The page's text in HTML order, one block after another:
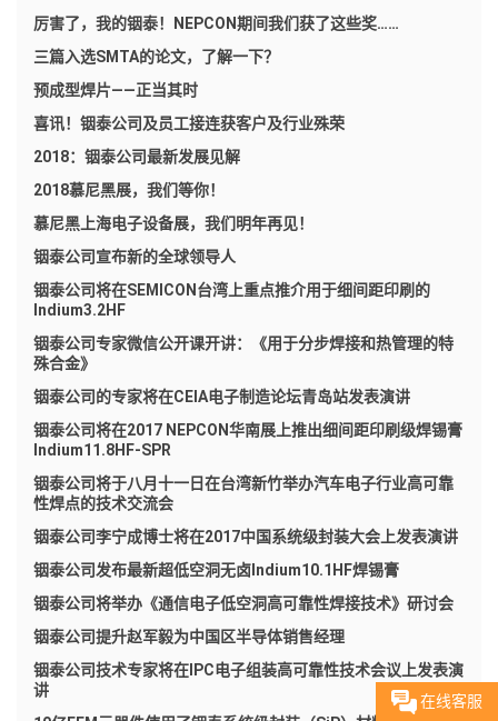
在线客服
厉害了，我的铟泰！NEPCON期间我们获了这些奖……
三篇入选SMTA的论文，了解一下？
预成型焊片——正当其时
喜讯！铟泰公司及员工接连获客户及行业殊荣
2018：铟泰公司最新发展见解
2018慕尼黑展，我们等你！
慕尼黑上海电子设备展，我们明年再见！
铟泰公司宣布新的全球领导人
铟泰公司将在SEMICON台湾上重点推介用于细间距印刷的
Indium3.2HF
铟泰公司专家微信公开课开讲：《用于分步焊接和热管理的特
殊合金》
铟泰公司的专家将在CEIA电子制造论坛青岛站发表演讲
铟泰公司将在2017 NEPCON华南展上推出细间距印刷级焊锡膏
Indium11.8HF-SPR
铟泰公司将于八月十一日在台湾新竹举办汽车电子行业高可靠
性焊点的技术交流会
铟泰公司李宁成博士将在2017中国系统级封装大会上发表演讲
铟泰公司发布最新超低空洞无卤Indium10.1HF焊锡膏
铟泰公司将举办《通信电子低空洞高可靠性焊接技术》研讨会
铟泰公司提升赵军毅为中国区半导体销售经理
铟泰公司技术专家将在IPC电子组装高可靠性技术会议上发表演
讲